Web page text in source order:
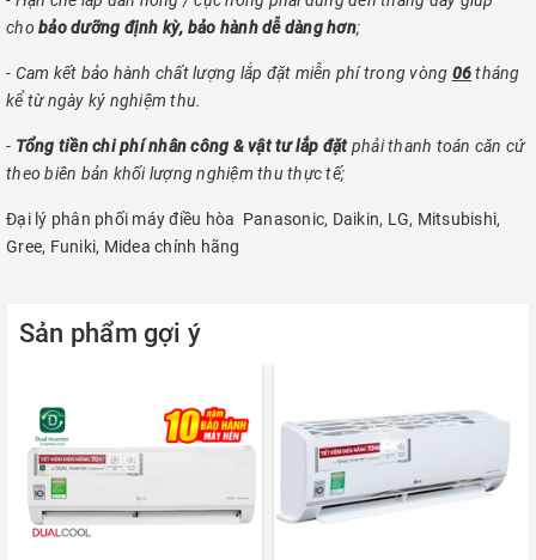
cho bảo dưỡng định kỳ, bảo hành dễ dàng hơn;
- Cam kết bảo hành chất lượng lắp đặt miễn phí trong vòng 06tháng
kể từ ngày ký nghiệm thu.
- Tổng tiền chi phí nhân công & vật tư lắp đặtphải thanh toán căn cứ
theo biên bản khối lượng nghiệm thu thực tế;
Đại lý phân phối máy điều hòa Panasonic, Daikin, LG, Mitsubishi,
Gree, Funiki, Midea chính hãng
Sản phẩm gợi ý